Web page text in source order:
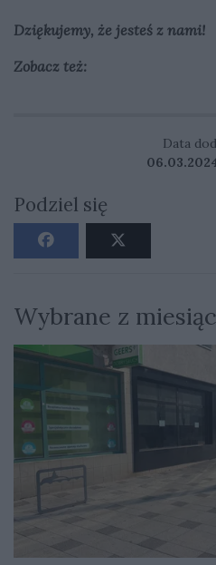
Dziękujemy, że jesteś z nami!
Zobacz też:
Data
Podziel się
Wybrane z